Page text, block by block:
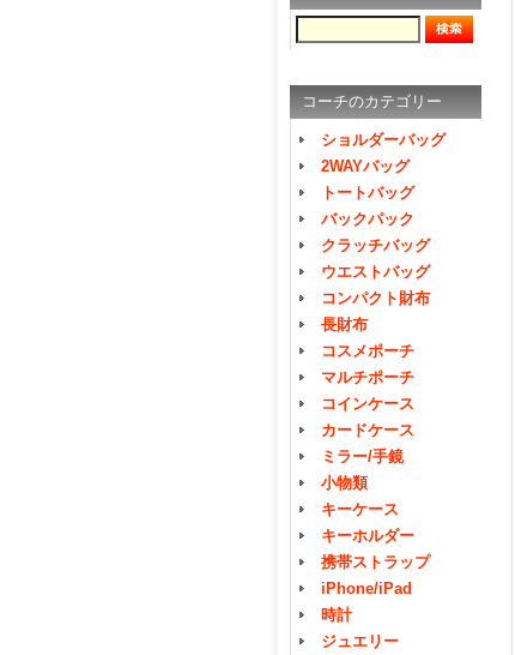
コーチのカテゴリー
ショルダーバッグ
2WAYバッグ
トートバッグ
バックパック
クラッチバッグ
ウエストバッグ
コンパクト財布
長財布
コスメポーチ
マルチポーチ
コインケース
カードケース
ミラー/手鏡
小物類
キーケース
キーホルダー
携帯ストラップ
iPhone/iPad
時計
ジュエリー